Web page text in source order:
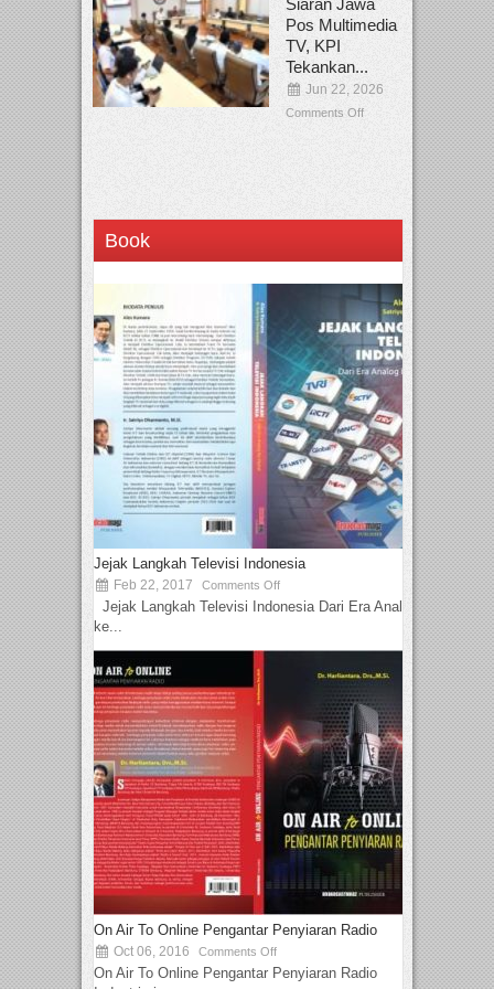
Siaran Jawa
Pos Multimedia
TV, KPI
Tekankan...
Jun 22, 2026
Comments Off
Book
Jejak Langkah Televisi Indonesia
Feb 22, 2017 Comments Off
Jejak Langkah Televisi Indonesia Dari Era Analog
ke...
On Air To Online Pengantar Penyiaran Radio
Oct 06, 2016 Comments Off
On Air To Online Pengantar Penyiaran Radio